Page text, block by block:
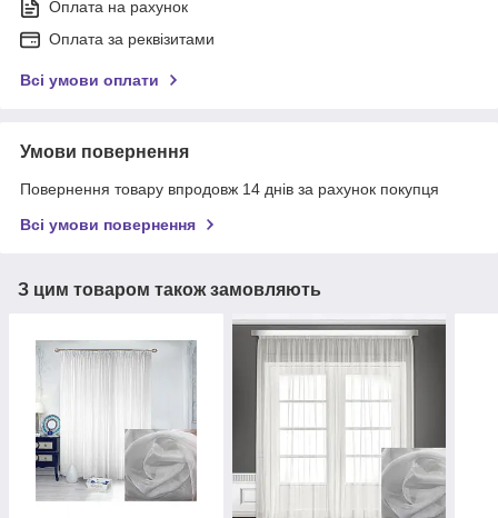
Оплата на рахунок
Оплата за реквізитами
Всі умови оплати
Умови повернення
Повернення товару впродовж 14 днів за рахунок покупця
Всі умови повернення
З цим товаром також замовляють